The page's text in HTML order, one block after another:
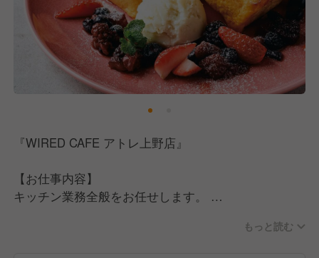
さらに、当ブランドの大きな特徴は、料理に関して良
い意味で「ルールがない」ことです。
お客様に「美味しい！」と喜んでいただけるものであ
れば、スタッフの見識や経験を活かしてメニュー開発
にチャレンジすることも可能です。
～スタッフの皆様に向けて～
現在、より良い職場環境づくりに力を入れており、勤
務時間の短縮も年々進んでいます。
その結果、スタッフの定着率も向上しており、働きや
すさを実感いただいています。
今後も快適で働きがいのある職場づくりに努めてまい
『WIRED CAFE アトレ上野店』
【お仕事内容】
キッチン業務全般をお任せします。
もっと読む